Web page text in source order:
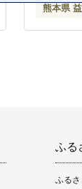
熊本県
ふる
ふる